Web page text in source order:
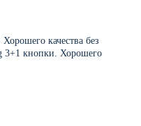
качества без
3+1 кнопки. Хорошего